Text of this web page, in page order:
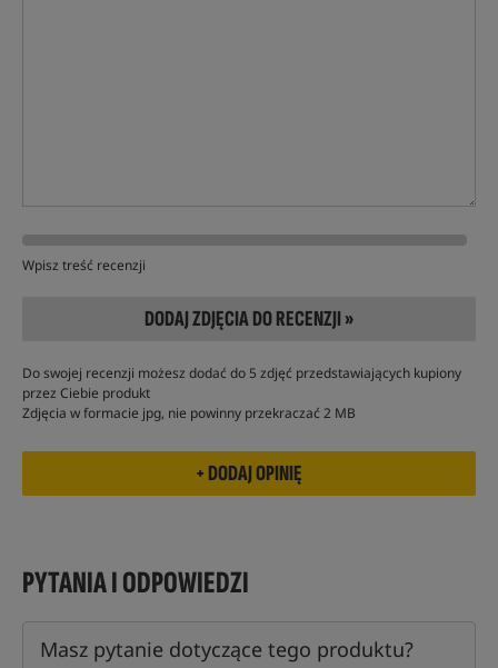
Wpisz treść recenzji
DODAJ ZDJĘCIA DO RECENZJI »
Do swojej recenzji możesz dodać do 5 zdjęć przedstawiających kupiony
przez Ciebie produkt
Zdjęcia w formacie jpg, nie powinny przekraczać 2 MB
PYTANIA I ODPOWIEDZI
Masz pytanie dotyczące tego produktu?